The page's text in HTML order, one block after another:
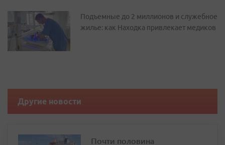
Подъемные до 2 миллионов и служебное
жилье: как Находка привлекает медиков
Другие новости
Почти половина